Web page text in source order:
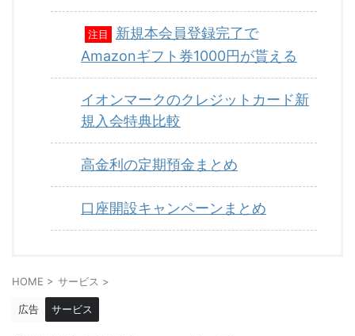
注目
新規本会員登録完了で
Amazonギフト券1000円が貰える
イオンマークのクレジットカード新
規入会特典比較
高金利の定期預金まとめ
口座開設キャンペーンまとめ
HOME > サービス >
広告 サービス